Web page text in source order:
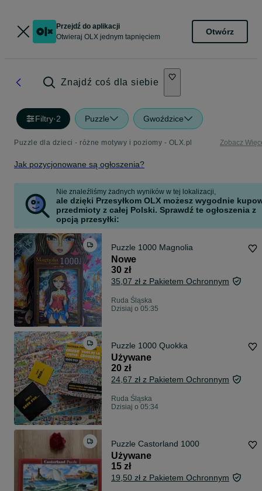
Przejdź do aplikacji
Otwieraj OLX jednym tapnięciem
Otwórz
Znajdź coś dla siebie
Filtry·2 Puzzle Gwoździce
Puzzle dla dzieci - różne motywy i poziomy - OLX.pl Zobacz
Jak pozycjonowane są ogłoszenia?
Nie znaleźliśmy żadnych wyników w tej lokalizacji,
ale dzięki Przesyłkom OLX możesz wygodnie
przedmioty z całej Polski. Sprawdź te ogłoszenia z
opcją przesyłki:
Puzzle 1000 Magnolia
Nowe
30 zł
35,07 zł z Pakietem Ochronnym
Ruda Śląska
Dzisiaj o 05:35
Puzzle 1000 Quokka
Używane
20 zł
24,67 zł z Pakietem Ochronnym
Ruda Śląska
Dzisiaj o 05:34
Puzzle Castorland 1000
Używane
15 zł
19,50 zł z Pakietem Ochronnym